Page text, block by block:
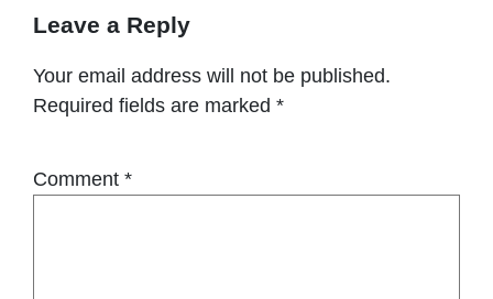
Leave a Reply
Your email address will not be published.
Required fields are marked *
Comment *